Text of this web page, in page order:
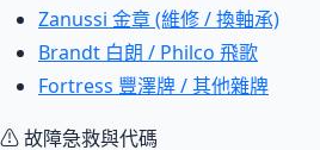
Zanussi 金章 (維修 / 換軸承)
Brandt 白朗 / Philco 飛歌
Fortress 豐澤牌 / 其他雜牌
⚠ 故障急救與代碼